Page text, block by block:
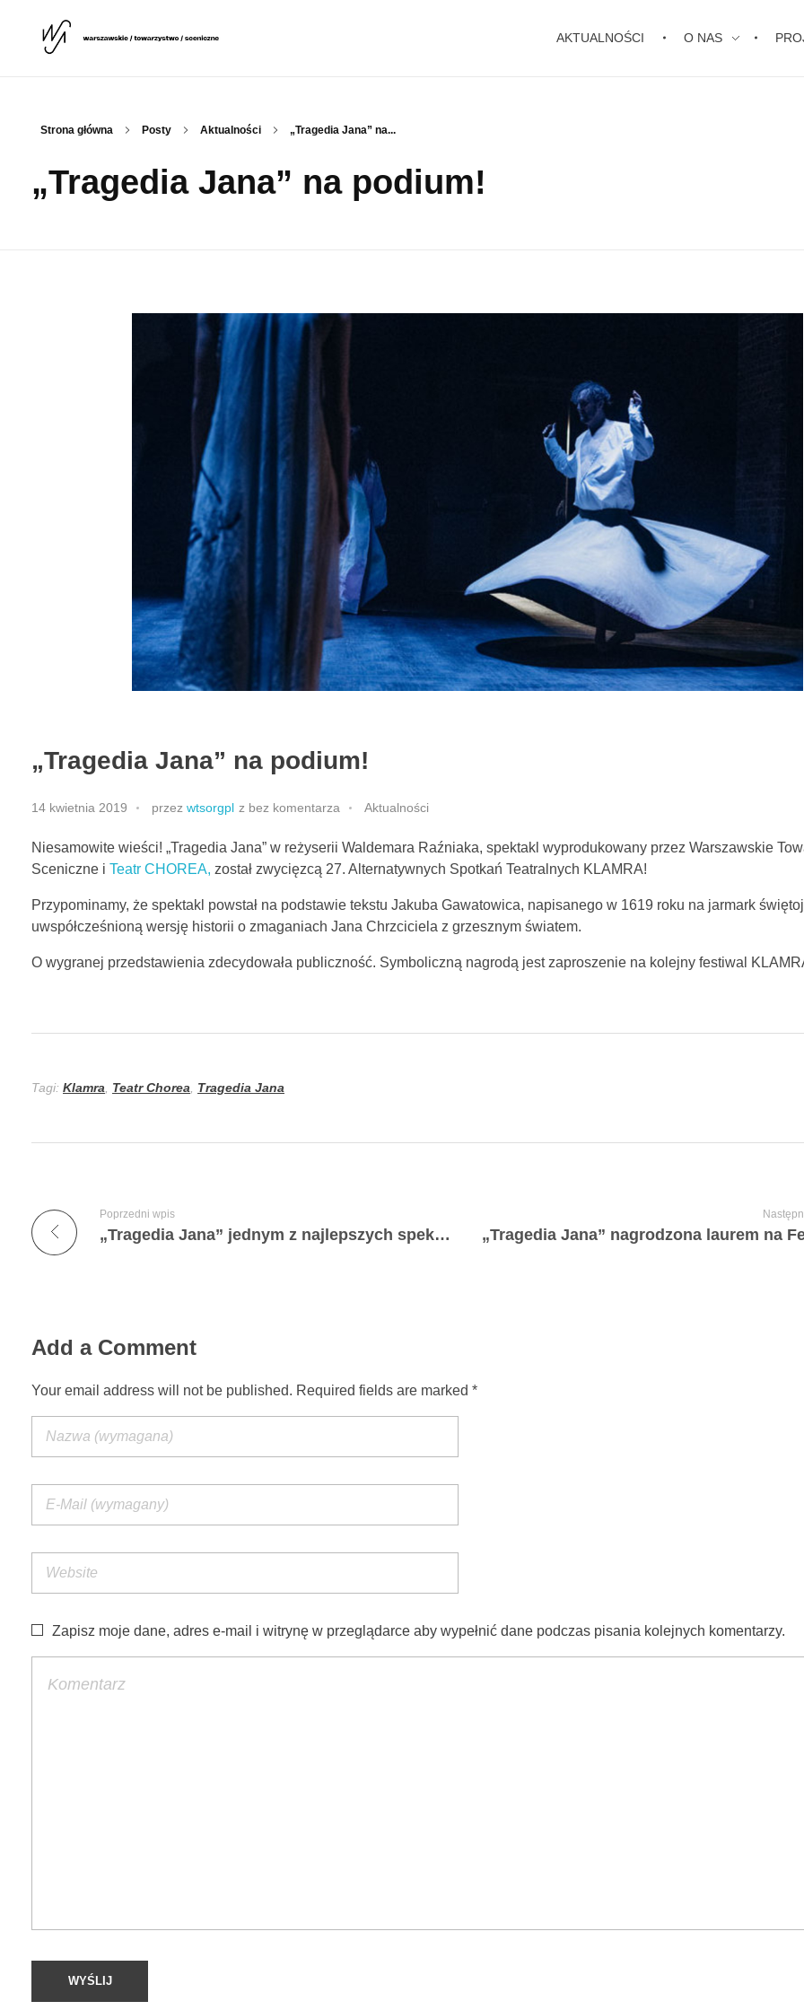
AKTUALNOŚCI O NAS
Strona główna Posty Aktualności „Tragedia Jana” na...
„Tragedia Jana” na podium!
„Tragedia Jana” na podium!
14 kwietnia 2019 przez wtsorgpl z bez komentarza Aktualności
Niesamowite wieści! „Tragedia Jana” w reżyserii Waldemara Raźniaka, spektakl wyprodukowany przez Warszawskie
Sceniczne i Teatr CHOREA, został zwycięzcą 27. Alternatywnych Spotkań Teatralnych KLAMRA!
Przypominamy, że spektakl powstał na podstawie tekstu Jakuba Gawatowica, napisanego w 1619 roku na jarmark
uwspółcześnioną wersję historii o zmaganiach Jana Chrzciciela z grzesznym światem.
O wygranej przedstawienia zdecydowała publiczność. Symboliczną nagrodą jest zaproszenie na kolejny festiwal
Tagi: Klamra Teatr Chorea Tragedia Jana
Poprzedni wpis
„Tragedia Jana” jednym z najlepszych spektakli teatru offowego!
Add a Comment
Your email address will not be published. Required fields are marked *
Zapisz moje dane, adres e-mail i witrynę w przeglądarce aby wypełnić dane podczas pisania kolejnych komentarzy.